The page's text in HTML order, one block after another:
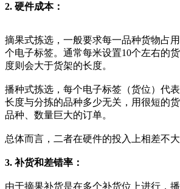
2. 硬件成本：
摘果式拣选，一般要求每一品种货物占
个电子标签。通常每米设置10个左右的
度则会大于货架的长度。
播种式拣选，每个电子标签（货位）代
长度与分拣的品种多少无关，用很短的
品种、数量巨大的订单。
总体而言，二者在硬件的投入上相差不大
3. 补货和差错率：
由于摘果补货是在多个补货位上进行，